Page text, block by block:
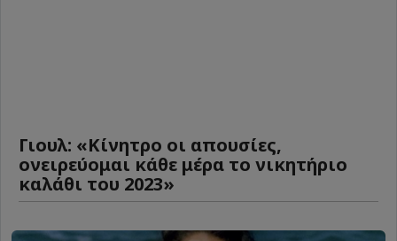
Γιουλ: «Κίνητρο οι απουσίες,
ονειρεύομαι κάθε μέρα το νικητήριο
καλάθι του 2023»